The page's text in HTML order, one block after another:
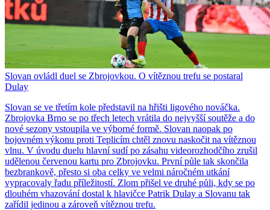
Slovan ovládl duel se Zbrojovkou. O vítěznou trefu se postaral
Dulay
Slovan se ve třetím kole představil na hřišti ligového nováčka.
Zbrojovka Brno se po třech letech vrátila do nejvyšší soutěže a do
nové sezony vstoupila ve výborné formě. Slovan naopak po
bojovném výkonu proti Teplicím chtěl znovu naskočit na vítěznou
vlnu. V úvodu duelu hlavní sudí po zásahu videorozhodčího zrušil
udělenou červenou kartu pro Zbrojovku. První půle tak skončila
bezbrankově, přesto si oba celky ve velmi náročném utkání
vypracovaly řadu příležitostí. Zlom přišel ve druhé půli, kdy se po
dlouhém vhazování dostal k hlavičce Patrik Dulay a Slovanu tak
zařídil jedinou a zároveň vítěznou trefu.